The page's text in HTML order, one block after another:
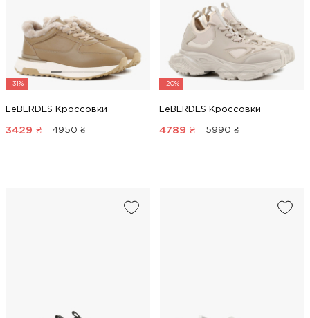
-31%
LeBERDES Кроссовки
3429 ₴ 4950 ₴
-20%
LeBERDES Кроссовки
4789 ₴ 5990 ₴